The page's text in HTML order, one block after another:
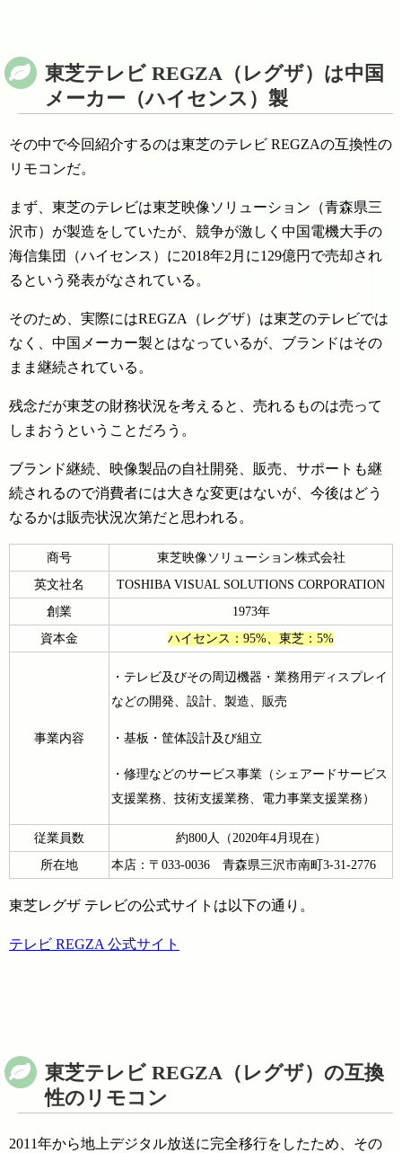
東芝テレビ REGZA（レグザ）は中国
メーカー（ハイセンス）製
その中で今回紹介するのは東芝のテレビ REGZAの互換性の
リモコンだ。
まず、東芝のテレビは東芝映像ソリューション（青森県三
沢市）が製造をしていたが、競争が激しく中国電機大手の
海信集団（ハイセンス）に2018年2月に129億円で売却され
るという発表がなされている。
そのため、実際にはREGZA（レグザ）は東芝のテレビでは
なく、中国メーカー製とはなっているが、ブランドはその
まま継続されている。
残念だが東芝の財務状況を考えると、売れるものは売って
しまおうということだろう。
ブランド継続、映像製品の自社開発、販売、サポートも継
続されるので消費者には大きな変更はないが、今後はどう
なるかは販売状況次第だと思われる。
商号
東芝映像ソリューション株式会社
英文社名
TOSHIBA VISUAL SOLUTIONS CORPORATION
創業
1973年
資本金
ハイセンス：95%、東芝：5%
事業内容
・テレビ及びその周辺機器・業務用ディスプレイ
などの開発、設計、製造、販売
・基板・筐体設計及び組立
・修理などのサービス事業（シェアードサービス
支援業務、技術支援業務、電力事業支援業務）
従業員数
約800人（2020年4月現在）
所在地
本店：〒033-0036 青森県三沢市南町3-31-2776
東芝レグザ テレビの公式サイトは以下の通り。
テレビ REGZA 公式サイト
東芝テレビ REGZA（レグザ）の互換
性のリモコン
2011年から地上デジタル放送に完全移行をしたため、その